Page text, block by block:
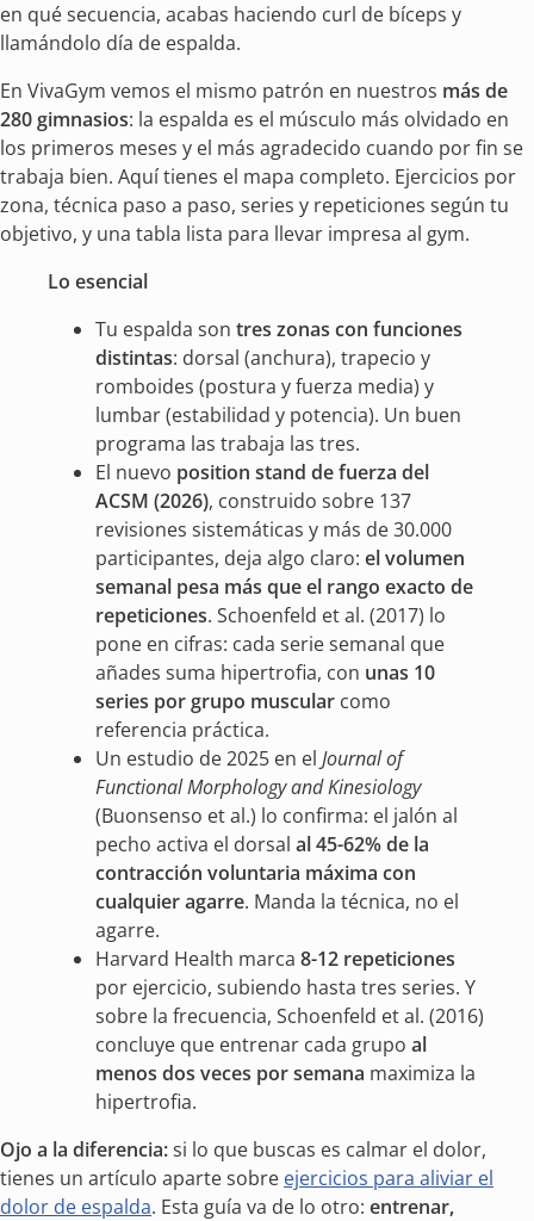
en qué secuencia, acabas haciendo curl de bíceps y
llamándolo día de espalda.
En VivaGym vemos el mismo patrón en nuestros más de
280 gimnasios: la espalda es el músculo más olvidado en
los primeros meses y el más agradecido cuando por fin se
trabaja bien. Aquí tienes el mapa completo. Ejercicios por
zona, técnica paso a paso, series y repeticiones según tu
objetivo, y una tabla lista para llevar impresa al gym.
Lo esencial
Tu espalda son tres zonas con funciones
distintas: dorsal (anchura), trapecio y
romboides (postura y fuerza media) y
lumbar (estabilidad y potencia). Un buen
programa las trabaja las tres.
El nuevo position stand de fuerza del
ACSM (2026), construido sobre 137
revisiones sistemáticas y más de 30.000
participantes, deja algo claro: el volumen
semanal pesa más que el rango exacto de
repeticiones. Schoenfeld et al. (2017) lo
pone en cifras: cada serie semanal que
añades suma hipertrofia, con unas 10
series por grupo muscular como
referencia práctica.
Un estudio de 2025 en el Journal of
Functional Morphology and Kinesiology
(Buonsenso et al.) lo confirma: el jalón al
pecho activa el dorsal al 45-62% de la
contracción voluntaria máxima con
cualquier agarre. Manda la técnica, no el
agarre.
Harvard Health marca 8-12 repeticiones
por ejercicio, subiendo hasta tres series. Y
sobre la frecuencia, Schoenfeld et al. (2016)
concluye que entrenar cada grupo al
menos dos veces por semana maximiza la
hipertrofia.
Ojo a la diferencia:si lo que buscas es calmar el dolor,
tienes un artículo aparte sobre ejercicios para aliviar el
dolor de espalda. Esta guía va de lo otro: entrenar,